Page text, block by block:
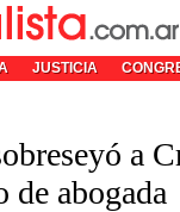
JUSTICIA
a
de abogada